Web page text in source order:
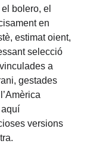
bolero, el
en
estimat oient,
selecció
a
gestades
versions